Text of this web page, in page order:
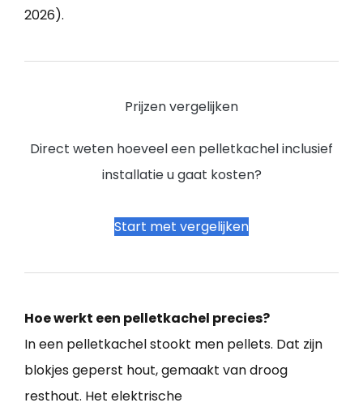
2026).
Prijzen vergelijken
Direct weten hoeveel een pelletkachel inclusief
installatie u gaat kosten?
Start met vergelijken
Hoe werkt een pelletkachel precies?
In een pelletkachel stookt men pellets. Dat zijn
blokjes geperst hout, gemaakt van droog
resthout. Het elektrische